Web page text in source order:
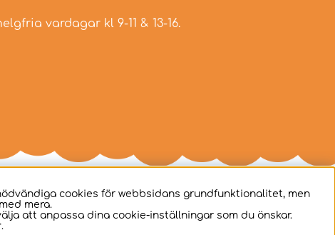
vardagar kl 9-11 & 13-16.
cookies för webbsidans grundfunktionalitet, men
mera.
att anpassa dina cookie-inställningar som du önskar.
.